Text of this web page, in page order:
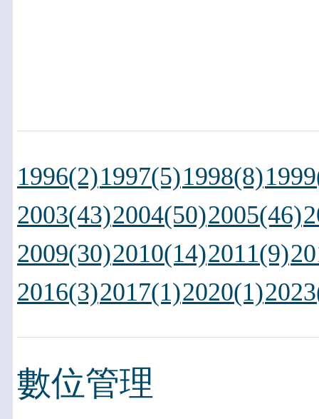
1996(2)1997(5)1998(8)
2003(43)2004(50)2005(46)
2009(30)2010(14)2011(9)
2016(3)2017(1)2020(1)
數位管理